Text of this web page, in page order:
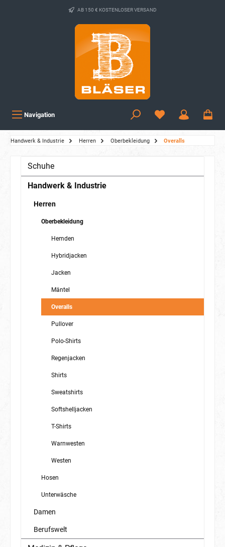
AB 150 € KOSTENLOSER VERSAND
Navigation
Handwerk & Industrie Herren Oberbekleidung Overalls
Schuhe
Handwerk & Industrie
Herren
Oberbekleidung
Hemden
Hybridjacken
Jacken
Mäntel
Overalls
Pullover
Polo-Shirts
Regenjacken
Shirts
Sweatshirts
Softshelljacken
T-Shirts
Warnwesten
Westen
Hosen
Unterwäsche
Damen
Berufswelt